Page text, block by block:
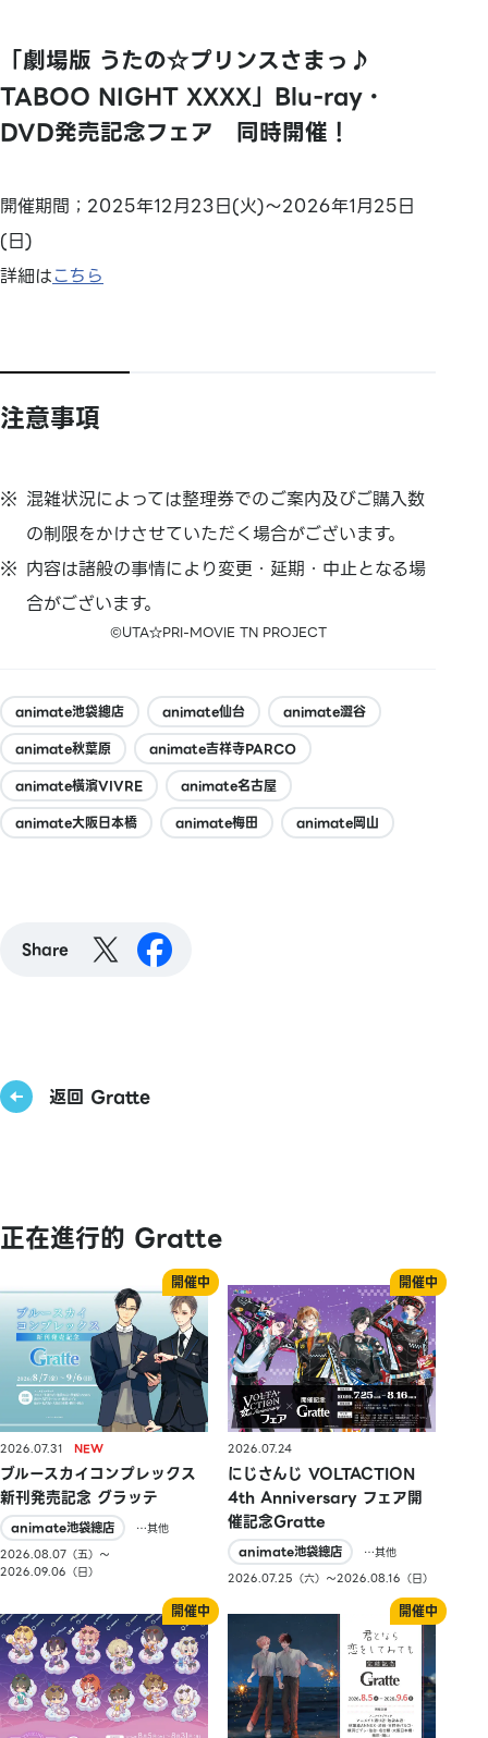
「劇場版 うたの☆プリンスさまっ♪
TABOO NIGHT XXXX」Blu-ray・
DVD発売記念フェア 同時開催！
開催期間；2025年12月23日(火)～2026年1月25日
(日)
詳細はこちら
注意事項
混雑状況によっては整理券でのご案内及びご購入数
の制限をかけさせていただく場合がございます。
内容は諸般の事情により変更・延期・中止となる場
合がございます。
©UTA☆PRI-MOVIE TN PROJECT
animate池袋總店 animate仙台
animate澀谷
animate秋葉原
animate吉祥寺PARCO
animate橫濱VIVRE
animate名古屋
animate大阪日本橋
animate梅田 animate岡山
Share
返回 Gratte
正在進行的 Gratte
2026.07.31
ブルースカイコンプレックス
新刊発売記念 グラッテ
animate池袋總店
…其他
2026.08.07（五）〜
2026.09.06（日）
2026.07.24
にじさんじ VOLTACTION
4th Anniversary フェア開
催記念Gratte
animate池袋總店
…其他
2026.07.25（六）〜2026.08.16（日）